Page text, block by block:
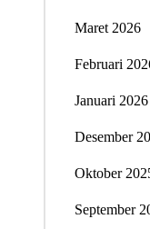
Maret 2026
Februari
Januari 2026
Desember
Oktober
September